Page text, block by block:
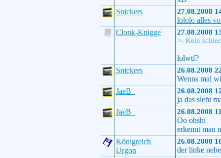
Snickers
27.08.2008
lololo alles
Clonk-Knigge
27.08.2008
>- Kein
lolwtf?
Snickers
26.08.2008
Wenns mal
JaeB_
26.08.2008
ja das sieht
JaeB_
26.08.2008
Oo ohshi
erkennt man
Königreich
Urgon
26.08.2008
der linke